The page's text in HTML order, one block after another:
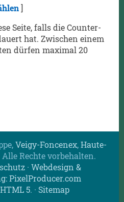
]
Seite, falls die Counter-
hat. Zwischen einem
dürfen maximal 20
Veigy-Foncenex,Haute-
Alle Rechte vorbehalten.
· Webdesign &
PixelProducer.com
HTML 5. · Sitemap